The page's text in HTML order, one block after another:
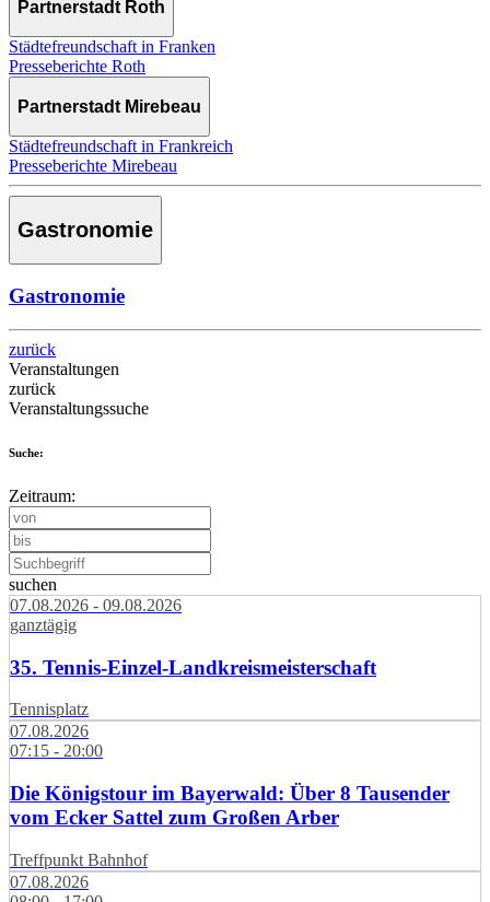
Partnerstadt Roth
Städtefreundschaft in Franken
Presseberichte Roth
Partnerstadt Mirebeau
Städtefreundschaft in Frankreich
Presseberichte Mirebeau
Gastronomie
Gastronomie
zurück
Veranstaltungen
zurück
Veranstaltungssuche
Suche:
Zeitraum:
suchen
07.08.2026 - 09.08.2026
ganztägig
35. Tennis-Einzel-Landkreismeisterschaft
Tennisplatz
07.08.2026
07:15 - 20:00
Die Königstour im Bayerwald: Über 8 Tausender
vom Ecker Sattel zum Großen Arber
Treffpunkt Bahnhof
07.08.2026